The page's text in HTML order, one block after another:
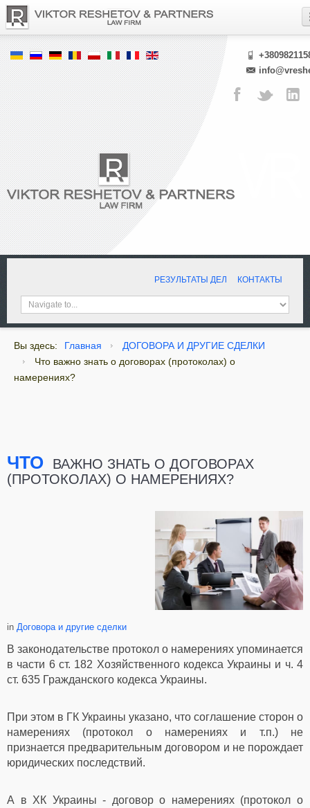
РЕЗУЛЬТАТЫ ДЕЛ КОНТАКТЫ
Вы здесь: Главная
ДОГОВОРА И ДРУГИЕ СДЕЛКИ
Что важно знать о договорах (протоколах) о
намерениях?
ЧТО
ВАЖНО ЗНАТЬ О ДОГОВОРАХ
(ПРОТОКОЛАХ) О НАМЕРЕНИЯХ?
in Договора и другие сделки
В законодательстве протокол о намерениях упоминается
в части 6 ст. 182 Хозяйственного кодекса Украины и ч. 4
ст. 635 Гражданского кодекса Украины.
При этом в ГК Украины указано, что соглашение сторон о
намерениях (протокол о намерениях и т.п.) не
признается предварительным договором и не порождает
юридических последствий.
А в ХК Украины - договор о намерениях (протокол о